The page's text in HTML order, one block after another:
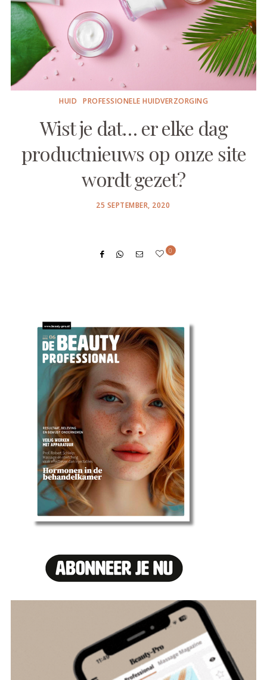
HUID PROFESSIONELE HUIDVERZORGING
Wist je dat… er elke dag
productnieuws op onze site
wordt gezet?
POSTED
25 SEPTEMBER, 2020
0